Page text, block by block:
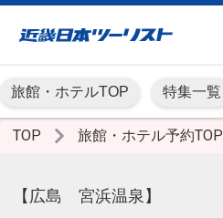
旅館・ホテルTOP 特集一覧
TOP 旅館・ホテル予約TOP
【広島 宮浜温泉】